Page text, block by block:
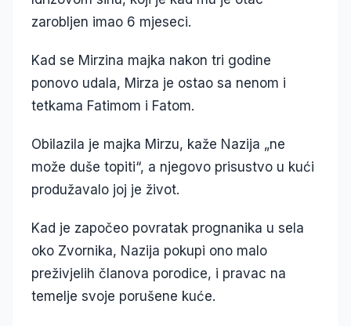
zarobljen imao 6 mjeseci.
Kad se Mirzina majka nakon tri godine
ponovo udala, Mirza je ostao sa nenom i
tetkama Fatimom i Fatom.
Obilazila je majka Mirzu, kaže Nazija „ne
može duše topiti“, a njegovo prisustvo u kući
produžavalo joj je život.
Kad je započeo povratak prognanika u sela
oko Zvornika, Nazija pokupi ono malo
preživjelih članova porodice, i pravac na
temelje svoje porušene kuće.